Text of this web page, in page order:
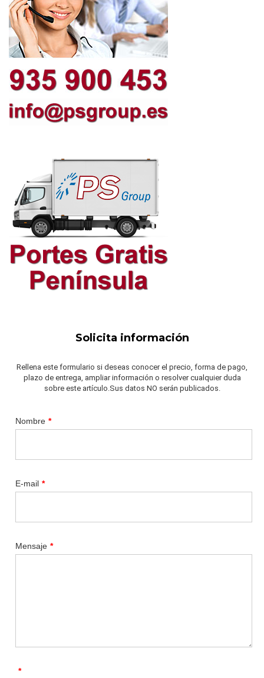
Solicita información
Rellena este formulario si deseas conocer el precio, forma de pago,
plazo de entrega, ampliar información o resolver cualquier duda
sobre este artículo.Sus datos NO serán publicados.
Nombre *
E-mail *
Mensaje *
*